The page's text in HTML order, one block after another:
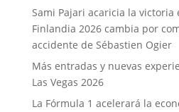
Sami Pajari acaricia la victoria
Finlandia 2026 cambia por
accidente de Sébastien Ogier
Más entradas y nuevas
Las Vegas 2026
La Fórmula 1 acelerará la